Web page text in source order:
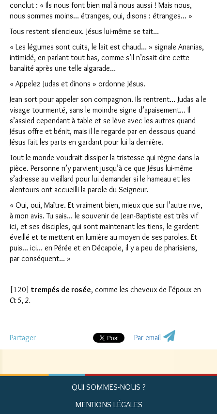
conclut : « Ils nous font bien mal à nous aussi ! Mais nous,
nous sommes moins… étranges, oui, disons : étranges… »
Tous restent silencieux. Jésus lui-même se tait…
« Les légumes sont cuits, le lait est chaud… » signale Ananias,
intimidé, en parlant tout bas, comme s’il n’osait dire cette
banalité après une telle algarade…
« Appelez Judas et dînons » ordonne Jésus.
Jean sort pour appeler son compagnon. Ils rentrent… Judas a le
visage tourmenté, sans le moindre signe d’apaisement… Il
s’assied cependant à table et se lève avec les autres quand
Jésus offre et bénit, mais il le regarde par en dessous quand
Jésus fait les parts en gardant pour lui la dernière.
Tout le monde voudrait dissiper la tristesse qui règne dans la
pièce. Personne n’y parvient jusqu’à ce que Jésus lui-même
s’adresse au vieillard pour lui demander si le hameau et les
alentours ont accueilli la parole du Seigneur.
« Oui, oui, Maître. Et vraiment bien, mieux que sur l’autre rive,
à mon avis. Tu sais… le souvenir de Jean-Baptiste est très vif
ici, et ses disciples, qui sont maintenant les tiens, le gardent
éveillé et te mettent en lumière au moyen de ses paroles. Et
puis… ici… en Pérée et en Décapole, il y a peu de pharisiens,
par conséquent… »
[120] trempés de rosée, comme les cheveux de l’époux en
Ct 5, 2.
Partager Par email
QUI SOMMES-NOUS ?
MENTIONS LÉGALES